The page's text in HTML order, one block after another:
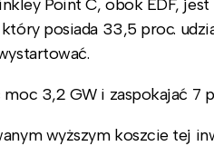
Point C, obok EDF,
posiada 33,5 proc.
3,2 GW i zaspokajać 7
wyższym koszcie tej